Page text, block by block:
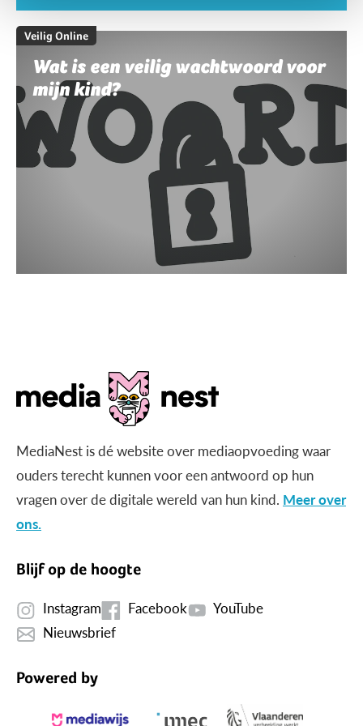
Veilig Online
Wat is een veilig wachtwoord voor
mijn kind?
MediaNest is dé website over mediaopvoeding waar
ouders terecht kunnen voor een antwoord op hun
vragen over de digitale wereld van hun kind. Meer over
ons.
Blijf op de hoogte
Instagram Facebook
YouTube
Nieuwsbrief
Powered by